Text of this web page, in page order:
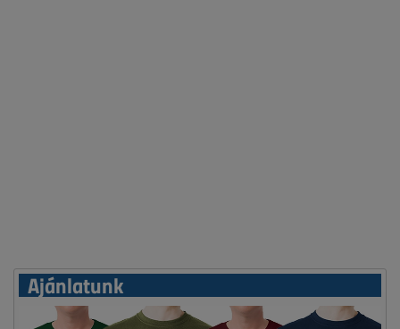
Ajánlatunk